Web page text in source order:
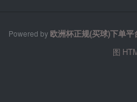
Powered by 欧洲杯正规(买球)下单平
图